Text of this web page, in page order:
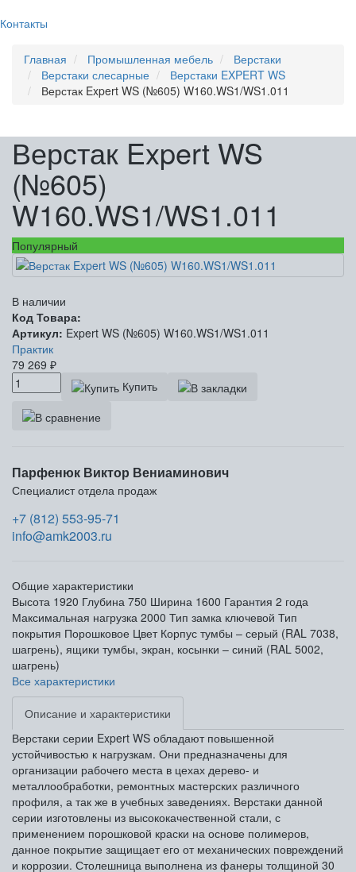
Контакты
Главная Промышленная мебель
Верстаки
Верстаки слесарные
Верстаки EXPERT WS
Верстак Expert WS (№605) W160.WS1/WS1.011
Верстак Expert WS
(№605)
W160.WS1/WS1.011
Популярный
В наличии
Код Товара:
Артикул: Expert WS (№605) W160.WS1/WS1.011
Практик
79 269 ₽
Купить
Парфенюк Виктор Вениаминович
Специалист отдела продаж
+7 (812) 553-95-71
info@amk2003.ru
Общие характеристики
Высота 1920 Глубина 750 Ширина 1600 Гарантия 2 года
Максимальная нагрузка 2000 Тип замка ключевой Тип
покрытия Порошковое Цвет Корпус тумбы – серый (RAL 7038,
шагрень), ящики тумбы, экран, косынки – синий (RAL 5002,
шагрень)
Все характеристики
Описание и характеристики
Верстаки серии Expert WS обладают повышенной
устойчивостью к нагрузкам. Они предназначены для
организации рабочего места в цехах дерево- и
металлообработки, ремонтных мастерских различного
профиля, а так же в учебных заведениях. Верстаки данной
серии изготовлены из высококачественной стали, с
применением порошковой краски на основе полимеров,
данное покрытие защищает его от механических повреждений
и коррозии. Столешница выполнена из фанеры толщиной 30